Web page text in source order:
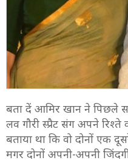
बता दें आमिर खान ने पिछले
लव गौरी स्प्रैट संग अपने
बताया था कि वो दोनों एक
मगर दोनों अपनी-अपनी